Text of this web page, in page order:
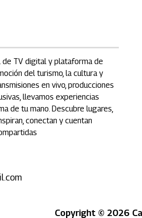
de TV digital y plataforma de
del turismo, la cultura y
en vivo, producciones
llevamos experiencias
de tu mano. Descubre lugares,
conectan y cuentan
Copyright © 2026